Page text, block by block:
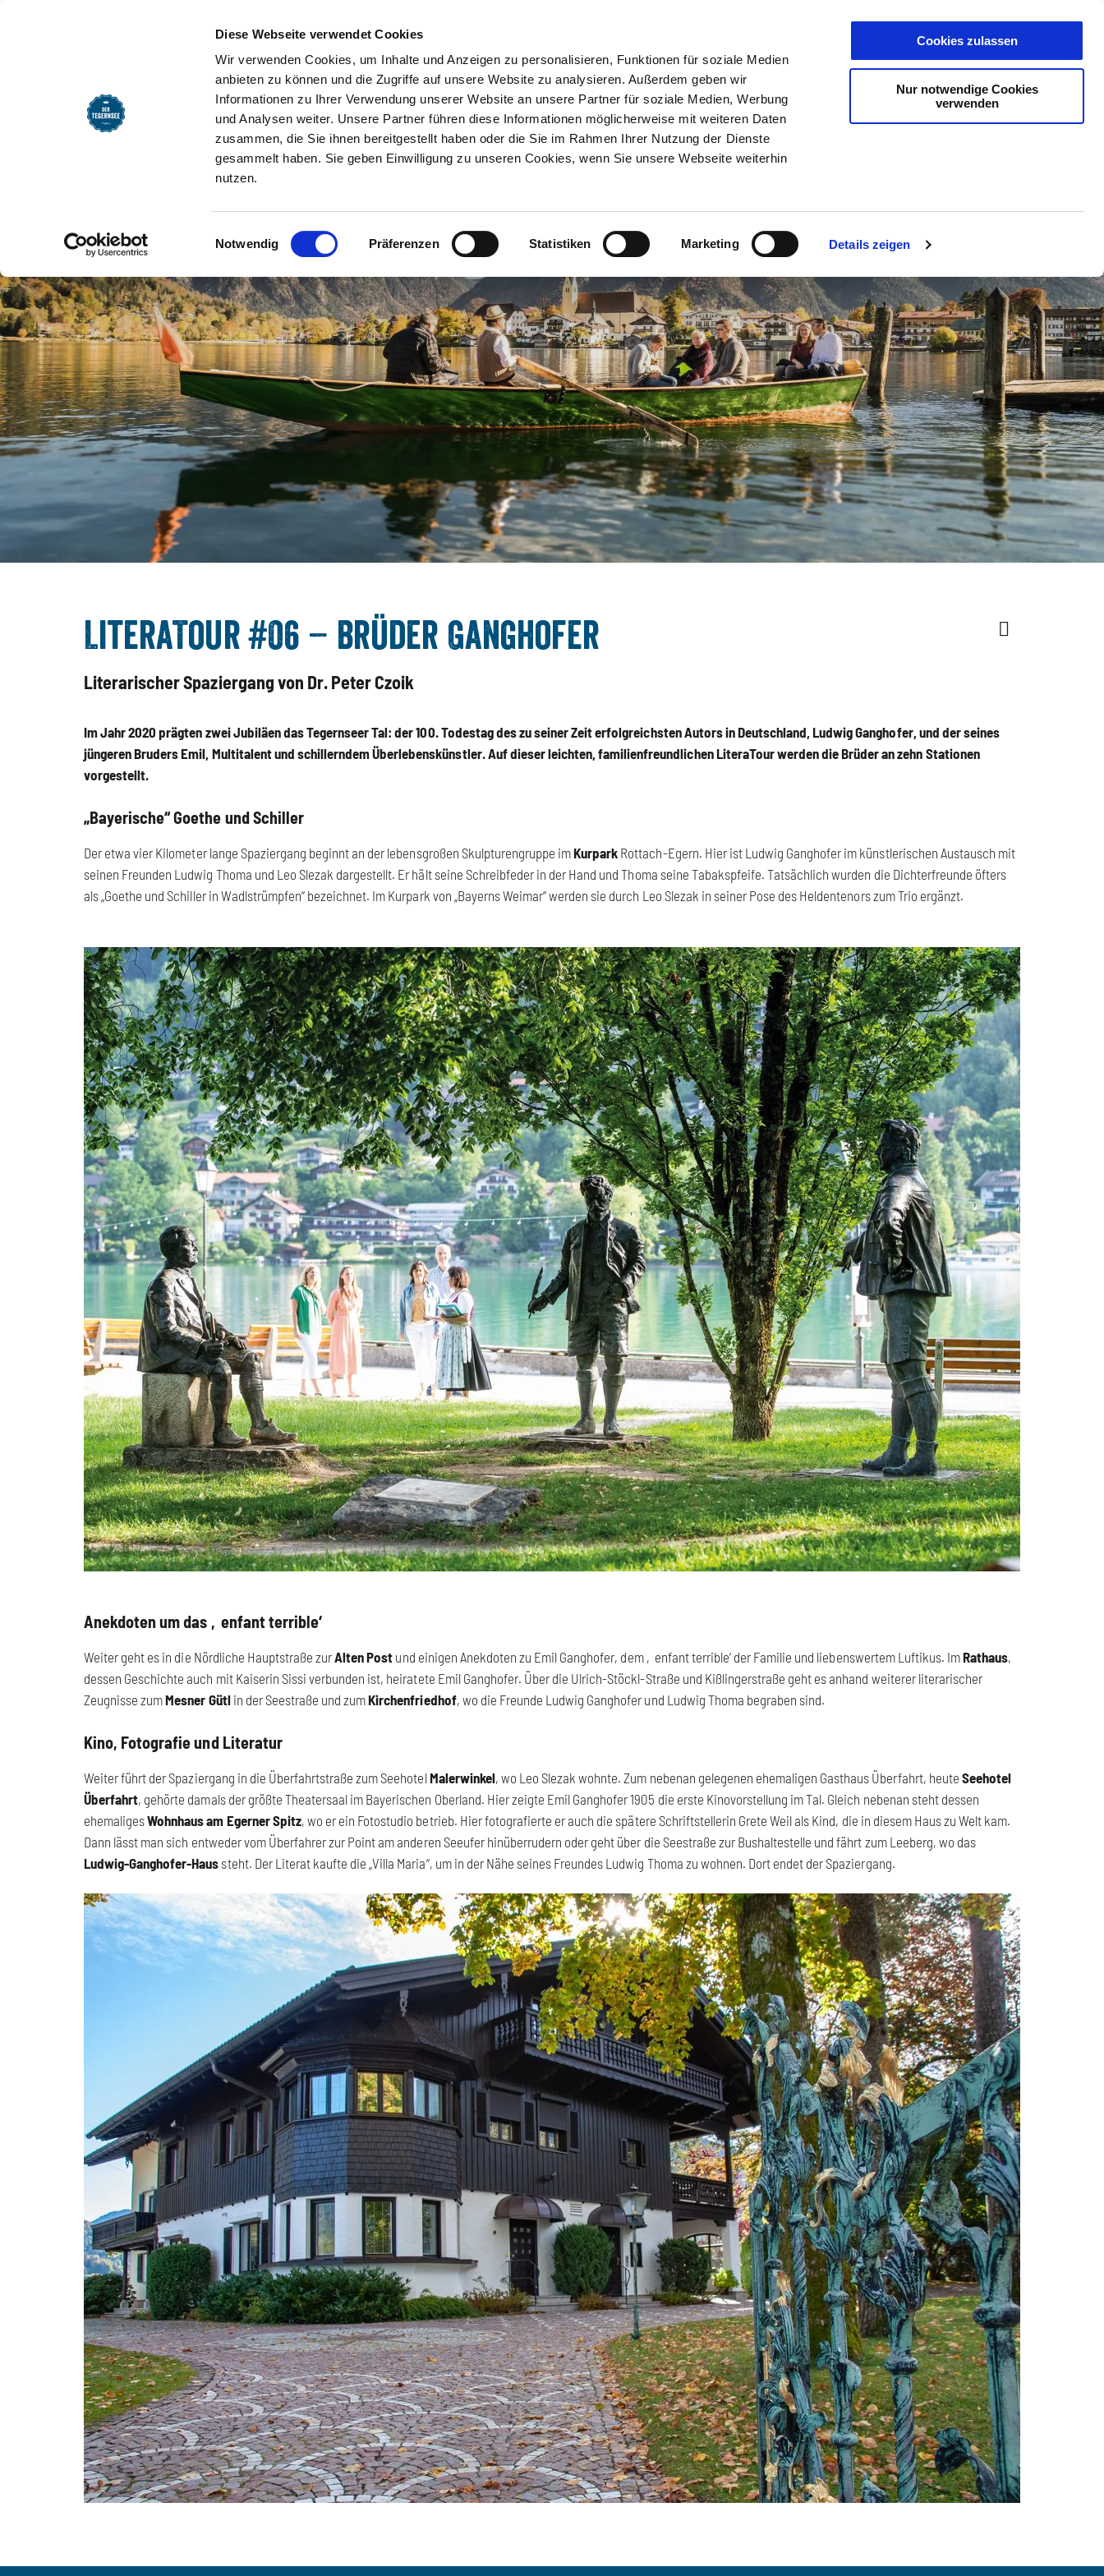
Diese Webseite verwendet Cookies
Wir verwenden Cookies, um Inhalte und Anzeigen zu personalisieren, Funktionen für soziale Medien
anbieten zu können und die Zugriffe auf unsere Website zu analysieren. Außerdem geben wir
Informationen zu Ihrer Verwendung unserer Website an unsere Partner für soziale Medien, Werbung
und Analysen weiter. Unsere Partner führen diese Informationen möglicherweise mit weiteren Daten
zusammen, die Sie ihnen bereitgestellt haben oder die Sie im Rahmen Ihrer Nutzung der Dienste
gesammelt haben. Sie geben Einwilligung zu unseren Cookies, wenn Sie unsere Webseite weiterhin
nutzen.
Einwilligungsauswahl
Notwendig Präferenzen Statistiken Marketing Details zeigen
Cookies zulassen
Nur notwendige Cookies
verwenden
Entdecken Live
Gästekarte
LiteraTour #06 – Brüder Ganghofer
Literarischer Spaziergang von Dr. Peter Czoik
Im Jahr 2020 prägten zwei Jubiläen das Tegernseer Tal: der 100. Todestag des zu seiner Zeit erfolgreichsten Autors in Deutschland, Ludwig Ganghofer, und der seines
jüngeren Bruders Emil, Multitalent und schillerndem Überlebenskünstler. Auf dieser leichten, familienfreundlichen LiteraTour werden die Brüder an zehn Stationen
vorgestellt.
„Bayerische“ Goethe und Schiller
Der etwa vier Kilometer lange Spaziergang beginnt an der lebensgroßen Skulpturengruppe im Kurpark Rottach-Egern. Hier ist Ludwig Ganghofer im künstlerischen Austausch mit
seinen Freunden Ludwig Thoma und Leo Slezak dargestellt. Er hält seine Schreibfeder in der Hand und Thoma seine Tabakspfeife. Tatsächlich wurden die Dichterfreunde öfters
als „Goethe und Schiller in Wadlstrümpfen“ bezeichnet. Im Kurpark von „Bayerns Weimar“ werden sie durch Leo Slezak in seiner Pose des Heldentenors zum Trio ergänzt.
Anekdoten um das ‚enfant terrible‘
Weiter geht es in die Nördliche Hauptstraße zurAlten Post und einigen Anekdoten zu Emil Ganghofer, dem ‚enfant terrible‘ der Familie und liebenswertem Luftikus. Im Rathaus,
dessen Geschichte auch mit Kaiserin Sissi verbunden ist, heiratete Emil Ganghofer. Über die Ulrich-Stöckl-Straße und Kißlingerstraße geht es anhand weiterer literarischer
Zeugnisse zumMesner Gütlin der Seestraße und zum Kirchenfriedhof, wo die Freunde Ludwig Ganghofer und Ludwig Thoma begraben sind.
Kino, Fotografie und Literatur
Weiter führt der Spaziergang in die Überfahrtstraße zum SeehotelMalerwinkel, wo Leo Slezak wohnte. Zum nebenan gelegenen ehemaligen Gasthaus Überfahrt, heute Seehotel
Überfahrt, gehörte damals der größte Theatersaal im Bayerischen Oberland. Hier zeigte Emil Ganghofer 1905 die erste Kinovorstellung im Tal. Gleich nebenan steht dessen
ehemaligesWohnhaus am Egerner Spitz, wo er ein Fotostudio betrieb. Hier fotografierte er auch die spätere Schriftstellerin Grete Weil als Kind, die in diesem Haus zu Welt kam.
Dann lässt man sich entweder vom Überfahrer zur Point am anderen Seeufer hinüberrudern oder geht über die Seestraße zur Bushaltestelle und fährt zum Leeberg, wo das
Ludwig-Ganghofer-Haus